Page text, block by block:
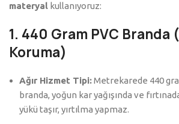
materyal kullanıyoruz:
1. 440 Gram PVC Branda
Koruma)
Ağır Hizmet Tipi:Metrekarede 440
branda, yoğun kar yağışında ve
yükü taşır, yırtılma yapmaz.